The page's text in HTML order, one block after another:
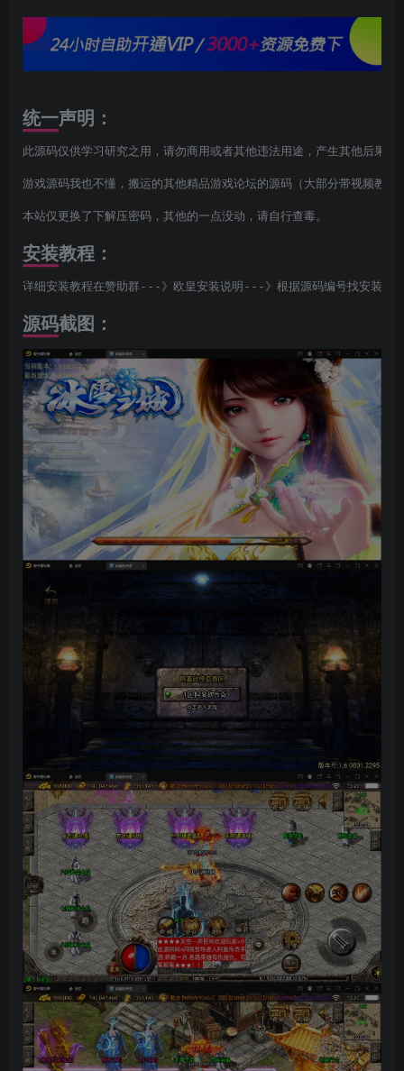
统一声明：
此源码仅供学习研究之用，请勿商用或者其他违法用途，产生其他后果与
游戏源码我也不懂，搬运的其他精品游戏论坛的源码（大部分带视频教程
本站仅更换了下解压密码，其他的一点没动，请自行查毒。
安装教程：
详细安装教程在赞助群---》欧皇安装说明---》根据源码编号找安装说
源码截图：